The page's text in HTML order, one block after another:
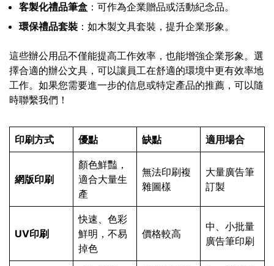
客製化禮品筆盒 ：可作為企業贈品或活動紀念品。
環保禮品套裝 ：如木製文具套裝，提升企業形象。
這些辦公用品不僅能提高工作效率，也能增強企業形象。選
擇合適的辦公文具，可以讓員工在舒適的環境中更有效率地
工作。如果您需要進一步的信息或特定產品的推薦，可以隨
時聯繫我們！
印刷方式 優點 缺點 適用場合
網版印刷
顏色鮮豔，
適合大量生
產
無法印刷複
雜圖樣
大量廣告筆
訂製
UV印刷
快速、色彩
鮮明，不易
掉色
價格較高
中、小批量
廣告筆印刷